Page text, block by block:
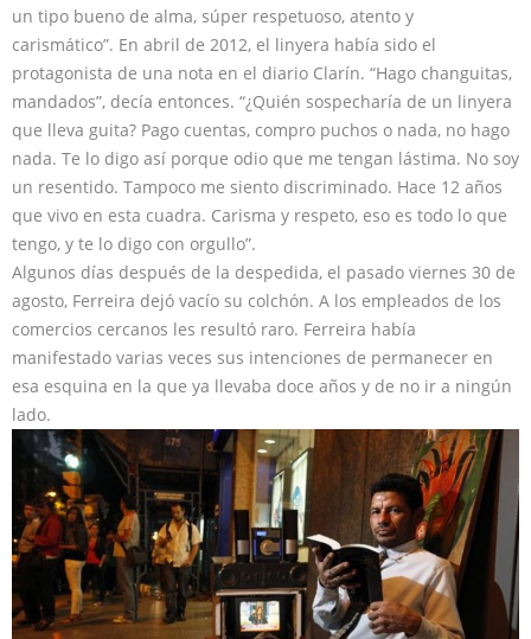
un tipo bueno de alma, súper respetuoso, atento y
carismático”. En abril de 2012, el linyera había sido el
protagonista de una nota en el diario Clarín. “Hago changuitas,
mandados”, decía entonces. “¿Quién sospecharía de un linyera
que lleva guita? Pago cuentas, compro puchos o nada, no hago
nada. Te lo digo así porque odio que me tengan lástima. No soy
un resentido. Tampoco me siento discriminado. Hace 12 años
que vivo en esta cuadra. Carisma y respeto, eso es todo lo que
tengo, y te lo digo con orgullo”.
Algunos días después de la despedida, el pasado viernes 30 de
agosto, Ferreira dejó vacío su colchón. A los empleados de los
comercios cercanos les resultó raro. Ferreira había
manifestado varias veces sus intenciones de permanecer en
esa esquina en la que ya llevaba doce años y de no ir a ningún
lado.